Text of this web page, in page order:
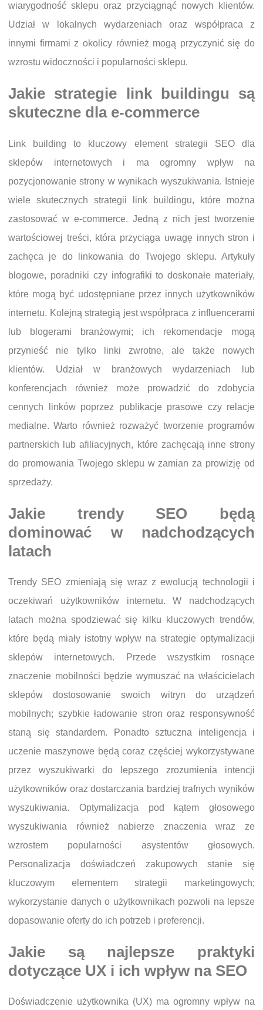
wiarygodność sklepu oraz przyciągnąć nowych klientów.
Udział w lokalnych wydarzeniach oraz współpraca z
innymi firmami z okolicy również mogą przyczynić się do
wzrostu widoczności i popularności sklepu.
Jakie strategie link buildingu są
skuteczne dla e-commerce
Link building to kluczowy element strategii SEO dla
sklepów internetowych i ma ogromny wpływ na
pozycjonowanie strony w wynikach wyszukiwania. Istnieje
wiele skutecznych strategii link buildingu, które można
zastosować w e-commerce. Jedną z nich jest tworzenie
wartościowej treści, która przyciąga uwagę innych stron i
zachęca je do linkowania do Twojego sklepu. Artykuły
blogowe, poradniki czy infografiki to doskonałe materiały,
które mogą być udostępniane przez innych użytkowników
internetu. Kolejną strategią jest współpraca z influencerami
lub blogerami branżowymi; ich rekomendacje mogą
przynieść nie tylko linki zwrotne, ale także nowych
klientów. Udział w branżowych wydarzeniach lub
konferencjach również może prowadzić do zdobycia
cennych linków poprzez publikacje prasowe czy relacje
medialne. Warto również rozważyć tworzenie programów
partnerskich lub afiliacyjnych, które zachęcają inne strony
do promowania Twojego sklepu w zamian za prowizję od
sprzedaży.
Jakie trendy SEO będą
dominować w nadchodzących
latach
Trendy SEO zmieniają się wraz z ewolucją technologii i
oczekiwań użytkowników internetu. W nadchodzących
latach można spodziewać się kilku kluczowych trendów,
które będą miały istotny wpływ na strategie optymalizacji
sklepów internetowych. Przede wszystkim rosnące
znaczenie mobilności będzie wymuszać na właścicielach
sklepów dostosowanie swoich witryn do urządzeń
mobilnych; szybkie ładowanie stron oraz responsywność
staną się standardem. Ponadto sztuczna inteligencja i
uczenie maszynowe będą coraz częściej wykorzystywane
przez wyszukiwarki do lepszego zrozumienia intencji
użytkowników oraz dostarczania bardziej trafnych wyników
wyszukiwania. Optymalizacja pod kątem głosowego
wyszukiwania również nabierze znaczenia wraz ze
wzrostem popularności asystentów głosowych.
Personalizacja doświadczeń zakupowych stanie się
kluczowym elementem strategii marketingowych;
wykorzystanie danych o użytkownikach pozwoli na lepsze
dopasowanie oferty do ich potrzeb i preferencji.
Jakie są najlepsze praktyki
dotyczące UX i ich wpływ na SEO
Doświadczenie użytkownika (UX) ma ogromny wpływ na